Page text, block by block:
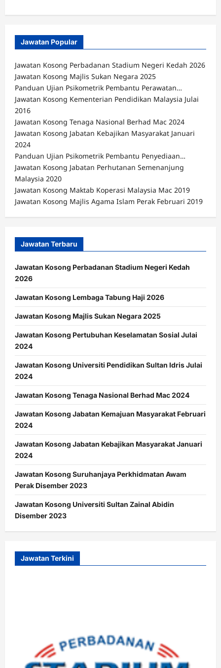
Jawatan Popular
Jawatan Kosong Perbadanan Stadium Negeri Kedah 2026
Jawatan Kosong Majlis Sukan Negara 2025
Panduan Ujian Psikometrik Pembantu Perawatan…
Jawatan Kosong Kementerian Pendidikan Malaysia Julai
2016
Jawatan Kosong Tenaga Nasional Berhad Mac 2024
Jawatan Kosong Jabatan Kebajikan Masyarakat Januari
2024
Panduan Ujian Psikometrik Pembantu Penyediaan…
Jawatan Kosong Jabatan Perhutanan Semenanjung
Malaysia 2020
Jawatan Kosong Maktab Koperasi Malaysia Mac 2019
Jawatan Kosong Majlis Agama Islam Perak Februari 2019
Jawatan Terbaru
Jawatan Kosong Perbadanan Stadium Negeri Kedah
2026
Jawatan Kosong Lembaga Tabung Haji 2026
Jawatan Kosong Majlis Sukan Negara 2025
Jawatan Kosong Pertubuhan Keselamatan Sosial Julai
2024
Jawatan Kosong Universiti Pendidikan Sultan Idris Julai
2024
Jawatan Kosong Tenaga Nasional Berhad Mac 2024
Jawatan Kosong Jabatan Kemajuan Masyarakat Februari
2024
Jawatan Kosong Jabatan Kebajikan Masyarakat Januari
2024
Jawatan Kosong Suruhanjaya Perkhidmatan Awam
Perak Disember 2023
Jawatan Kosong Universiti Sultan Zainal Abidin
Disember 2023
Jawatan Terkini